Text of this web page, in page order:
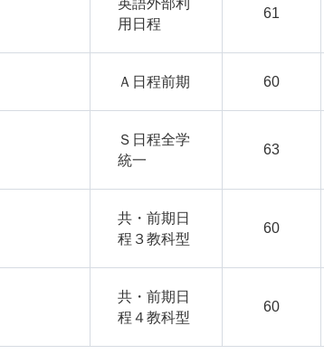
用日程
61
Ａ日程前期 60
Ｓ日程全学
統一
63
共・前期日
程３教科型
60
共・前期日
程４教科型
60